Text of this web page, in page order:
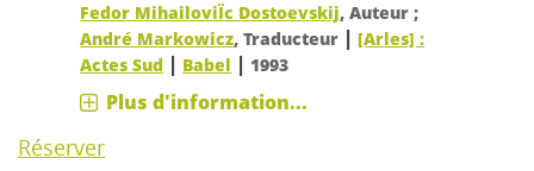
Fedor MihailoviÏc Dostoevskij, Auteur ;
André Markowicz, Traducteur |[Arles] :
Actes Sud | Babel | 1993
Plus d'information...
Réserver